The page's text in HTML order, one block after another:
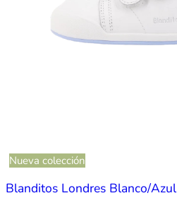
Nueva colección
Blanditos Londres Blanco/Azul